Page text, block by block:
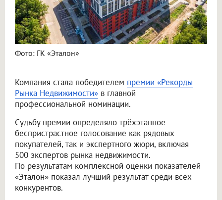
Фото: ГК «Эталон»
Компания стала победителем премии «Рекорды
Рынка Недвижимости» в главной
профессиональной номинации.
Судьбу премии определяло трёхэтапное
беспристрастное голосование как рядовых
покупателей, так и экспертного жюри, включая
500 экспертов рынка недвижимости.
По результатам комплексной оценки показателей
«Эталон» показал лучший результат среди всех
конкурентов.